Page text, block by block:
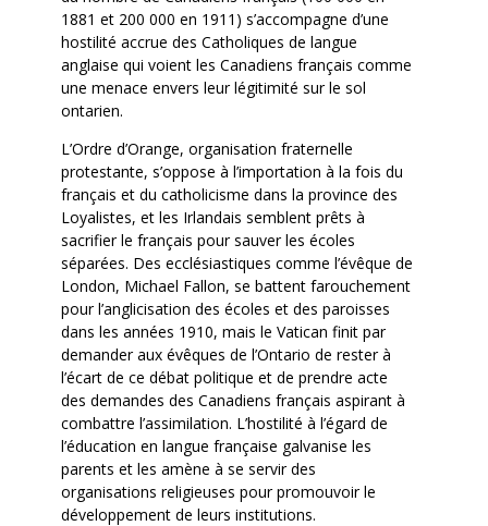
1881 et 200 000 en 1911) s’accompagne d’une
hostilité accrue des Catholiques de langue
anglaise qui voient les Canadiens français comme
une menace envers leur légitimité sur le sol
ontarien.
L’Ordre d’Orange, organisation fraternelle
protestante, s’oppose à l’importation à la fois du
français et du catholicisme dans la province des
Loyalistes, et les Irlandais semblent prêts à
sacrifier le français pour sauver les écoles
séparées. Des ecclésiastiques comme l’évêque de
London, Michael Fallon, se battent farouchement
pour l’anglicisation des écoles et des paroisses
dans les années 1910, mais le Vatican finit par
demander aux évêques de l’Ontario de rester à
l’écart de ce débat politique et de prendre acte
des demandes des Canadiens français aspirant à
combattre l’assimilation. L’hostilité à l’égard de
l’éducation en langue française galvanise les
parents et les amène à se servir des
organisations religieuses pour promouvoir le
développement de leurs institutions.